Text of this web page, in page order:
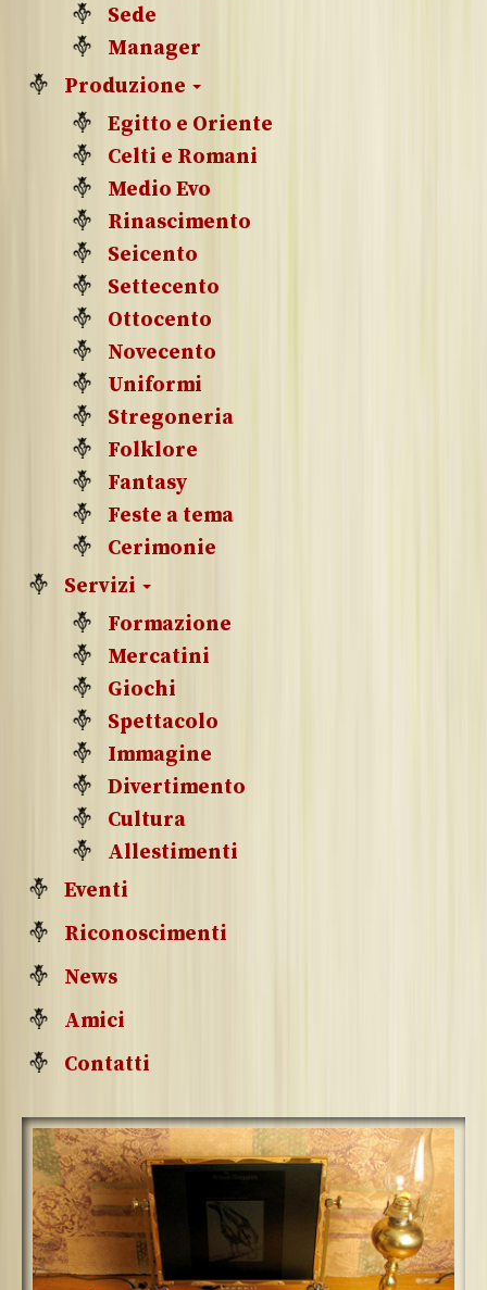
Sede
Manager
Produzione
Egitto e Oriente
Celti e Romani
Medio Evo
Rinascimento
Seicento
Settecento
Ottocento
Novecento
Uniformi
Stregoneria
Folklore
Fantasy
Feste a tema
Cerimonie
Servizi
Formazione
Mercatini
Giochi
Spettacolo
Immagine
Divertimento
Cultura
Allestimenti
Eventi
Riconoscimenti
News
Amici
Contatti